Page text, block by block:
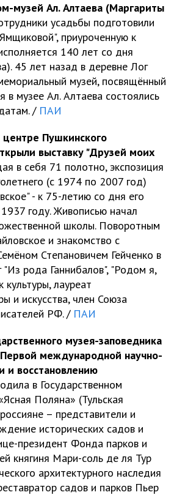
музей Ал. Алтаева (Маргариты
усадьбы подготовили
приуроченную к
140 лет со дня
45 лет назад в деревне Лог
музей, посвящённый
в музее Ал. Алтаева состоялись
/ ПАИ
Пушкинского
выставку "Друзей моих
в себя 71 полотно, экспозиция
(с 1974 по 2007 год)
- к 75-летию со дня его
году. Живописью начал
школы. Поворотным
и знакомство с
Степановичем Гейченко в
рода Ганнибалов", "Родом я,
лауреат
и искусства, член Союза
РФ. / ПАИ
музея-заповедника
международной научно-
и восстановлению
в Государственном
Поляна» (Тульская
– представители и
исторических садов и
президент Фонда парков и
княгиня Мари-соль де ля Тур
архитектурного наследия
садов и парков Пьер